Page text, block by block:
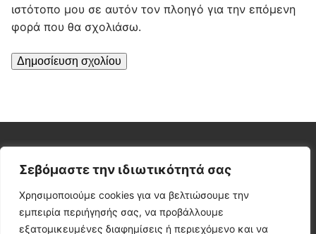
Σεβόμαστε την ιδιωτικότητά σας
Χρησιμοποιούμε cookies για να βελτιώσουμε την
εμπειρία περιήγησής σας, να προβάλλουμε
εξατομικευμένες διαφημίσεις ή περιεχόμενο και να
ιστότοπο μου σε αυτόν τον πλοηγό για την επόμενη
φορά που θα σχολιάσω.
Οδική βοήθεια Εύβοια Χαλκίδα
Lioulios Assistance
τηλ. 22210 44665